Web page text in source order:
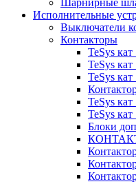
Исполнительные
Выключатели
Контакторы
TeSys
TeSys
TeSys
TeSys
TeSys
Блоки